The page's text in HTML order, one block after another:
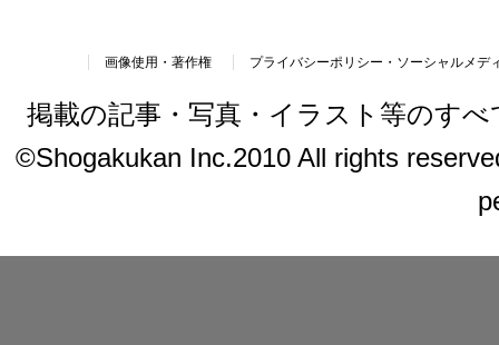
画像使用・著作権 プライバシーポリシー・ソーシャルメデ
掲載の記事・写真・イラスト等のす
©Shogakukan Inc.2010 All rights